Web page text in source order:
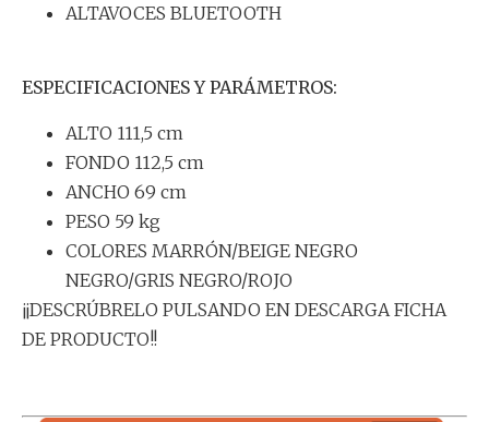
ALTAVOCES BLUETOOTH
ESPECIFICACIONES Y PARÁMETROS:
ALTO 111,5 cm
FONDO 112,5 cm
ANCHO 69 cm
PESO 59 kg
COLORES MARRÓN/BEIGE NEGRO
NEGRO/GRIS NEGRO/ROJO
¡¡DESCRÚBRELO PULSANDO EN DESCARGA FICHA
DE PRODUCTO!!